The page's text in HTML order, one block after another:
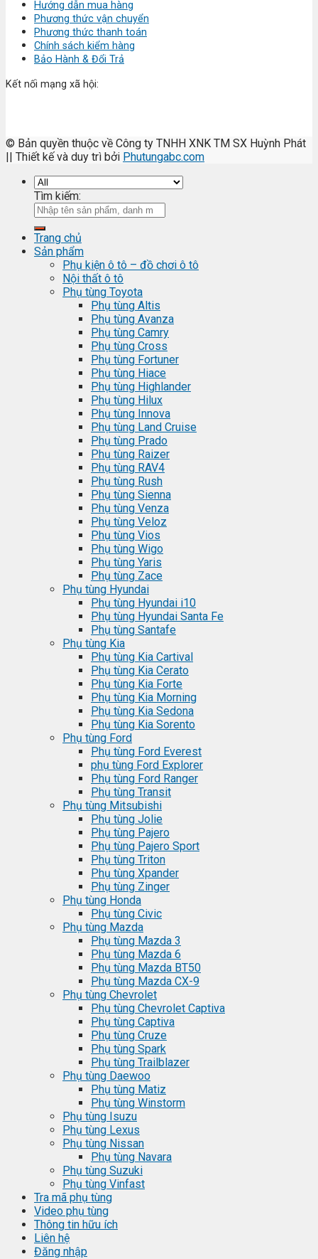
Hướng dẫn mua hàng
Phương thức vận chuyển
Phương thức thanh toán
Chính sách kiểm hàng
Bảo Hành & Đổi Trả
Kết nối mạng xã hội:
© Bản quyền thuộc về Công ty TNHH XNK TM SX Huỳnh Phát
|| Thiết kế và duy trì bởi Phutungabc.com
Tìm kiếm:
Trang chủ
Sản phẩm
Phụ kiện ô tô – đồ chơi ô tô
Nội thất ô tô
Phụ tùng Toyota
Phụ tùng Altis
Phụ tùng Avanza
Phụ tùng Camry
Phụ tùng Cross
Phụ tùng Fortuner
Phụ tùng Hiace
Phụ tùng Highlander
Phụ tùng Hilux
Phụ tùng Innova
Phụ tùng Land Cruise
Phụ tùng Prado
Phụ tùng Raizer
Phụ tùng RAV4
Phụ tùng Rush
Phụ tùng Sienna
Phụ tùng Venza
Phụ tùng Veloz
Phụ tùng Vios
Phụ tùng Wigo
Phụ tùng Yaris
Phụ tùng Zace
Phụ tùng Hyundai
Phụ tùng Hyundai i10
Phụ tùng Hyundai Santa Fe
Phụ tùng Santafe
Phụ tùng Kia
Phụ tùng Kia Cartival
Phụ tùng Kia Cerato
Phụ tùng Kia Forte
Phụ tùng Kia Morning
Phụ tùng Kia Sedona
Phụ tùng Kia Sorento
Phụ tùng Ford
Phụ tùng Ford Everest
phụ tùng Ford Explorer
Phụ tùng Ford Ranger
Phụ tùng Transit
Phụ tùng Mitsubishi
Phụ tùng Jolie
Phụ tùng Pajero
Phụ tùng Pajero Sport
Phụ tùng Triton
Phụ tùng Xpander
Phụ tùng Zinger
Phụ tùng Honda
Phụ tùng Civic
Phụ tùng Mazda
Phụ tùng Mazda 3
Phụ tùng Mazda 6
Phụ tùng Mazda BT50
Phụ tùng Mazda CX-9
Phụ tùng Chevrolet
Phụ tùng Chevrolet Captiva
Phụ tùng Captiva
Phụ tùng Cruze
Phụ tùng Spark
Phụ tùng Trailblazer
Phụ tùng Daewoo
Phụ tùng Matiz
Phụ tùng Winstorm
Phụ tùng Isuzu
Phụ tùng Lexus
Phụ tùng Nissan
Phụ tùng Navara
Phụ tùng Suzuki
Phụ tùng Vinfast
Tra mã phụ tùng
Video phụ tùng
Thông tin hữu ích
Liên hệ
Đăng nhập